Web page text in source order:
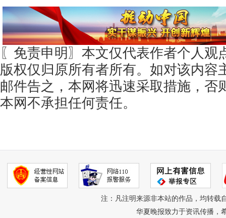
〖免责申明〗本文仅代表作者个人观
版权仅归原所有者所有。如对该内容
邮件告之，本网将迅速采取措施，否
本网不承担任何责任。
注：凡注明来源非本站的作品，均转载
华夏晚报致力于资讯传播，